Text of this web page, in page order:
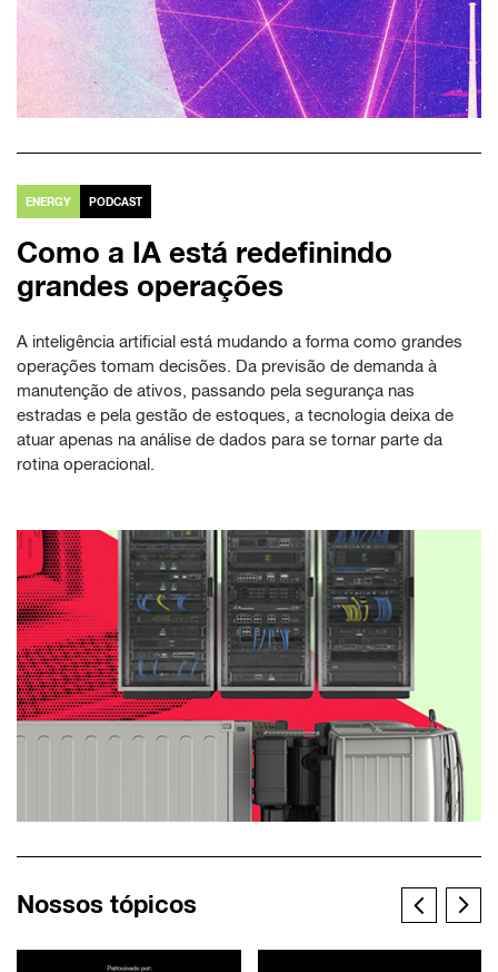
ENERGY PODCAST
Como a IA está redefinindo
grandes operações
A inteligência artificial está mudando a forma como grandes
operações tomam decisões. Da previsão de demanda à
manutenção de ativos, passando pela segurança nas
estradas e pela gestão de estoques, a tecnologia deixa de
atuar apenas na análise de dados para se tornar parte da
rotina operacional.
Nossos tópicos